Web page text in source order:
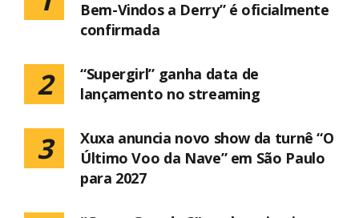
Bem-Vindos a Derry” é oficialmente
confirmada
2
“Supergirl” ganha data de
lançamento no streaming
3
Xuxa anuncia novo show da turnê “O
Último Voo da Nave” em São Paulo
para 2027